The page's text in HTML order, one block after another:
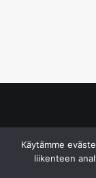
Käytämme
liikenteen